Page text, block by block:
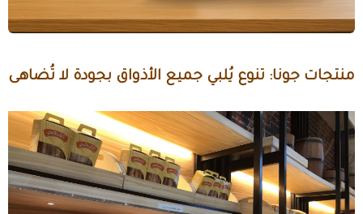
منتجات جونا: تنوع يُلبي جميع الأذواق بجودة لا تُضاهى